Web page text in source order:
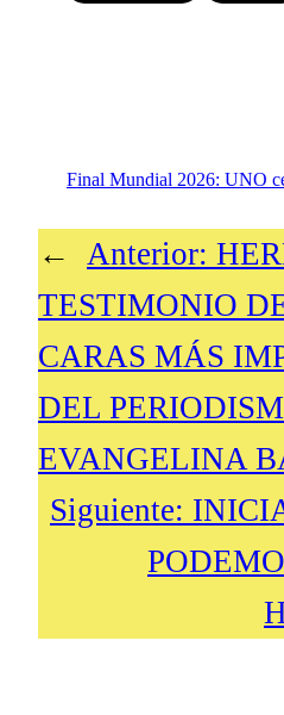
Final Mundial 2026: UNO
← Anterior:
TESTIMONIO
CARAS MÁS
DEL
EVANGELINA
Siguiente: